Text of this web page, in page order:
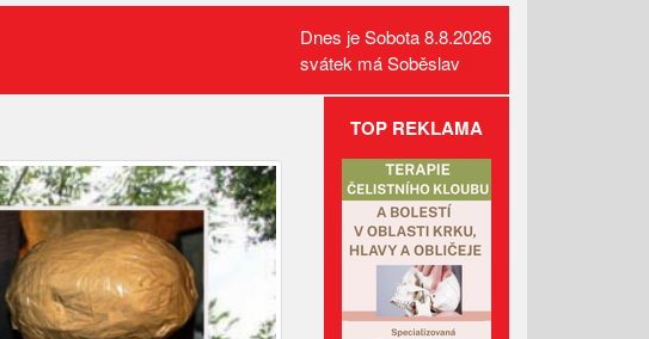
Požár pole v Lidečku vznikl při
sklizňových pracích. Oheň
zastavili hasiči
Kamerový systém nově dohlíží
na skatepark v Luhačovicích
Přehled kulturních akcí v okolí
Dnes je Sobota 8.8.2026
svátek má Soběslav
TOP REKLAMA